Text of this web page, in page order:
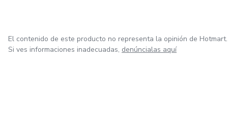
El contenido de este producto no representa la opinión de Hotmart.
Si ves informaciones inadecuadas, denúncialas aquí